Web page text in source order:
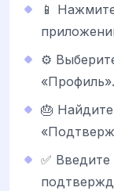
📱
⚙️
«Профиль».
🎂
✅